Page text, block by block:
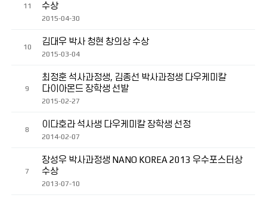
11
수상
2015-04-30
10
김대우 박사 청현 창의상 수상
2015-03-04
9
최정훈 석사과정생, 김종선 박사과정생 다우케미칼
다이아몬드 장학생 선발
2015-02-27
8
이다호라 석사생 다우케미칼 장학생 선정
2014-02-07
7
장성우 박사과정생 NANO KOREA 2013 우수포스터상
수상
2013-07-10